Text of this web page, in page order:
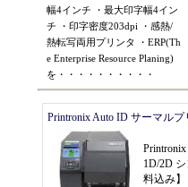
幅4インチ ・ 最大印字幅4イン
チ ・ 印字密度203dpi ・ 感熱/
熱転写両用プリンタ
・ ERP(Th
e Enterprise Resource Planing)
を ・・・・・・・・・・
Printronix Auto ID サーマルプ
1D/2D
料込み】